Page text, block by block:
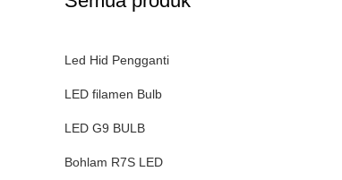
Led Hid Pengganti
LED filamen Bulb
LED G9 BULB
Bohlam R7S LED